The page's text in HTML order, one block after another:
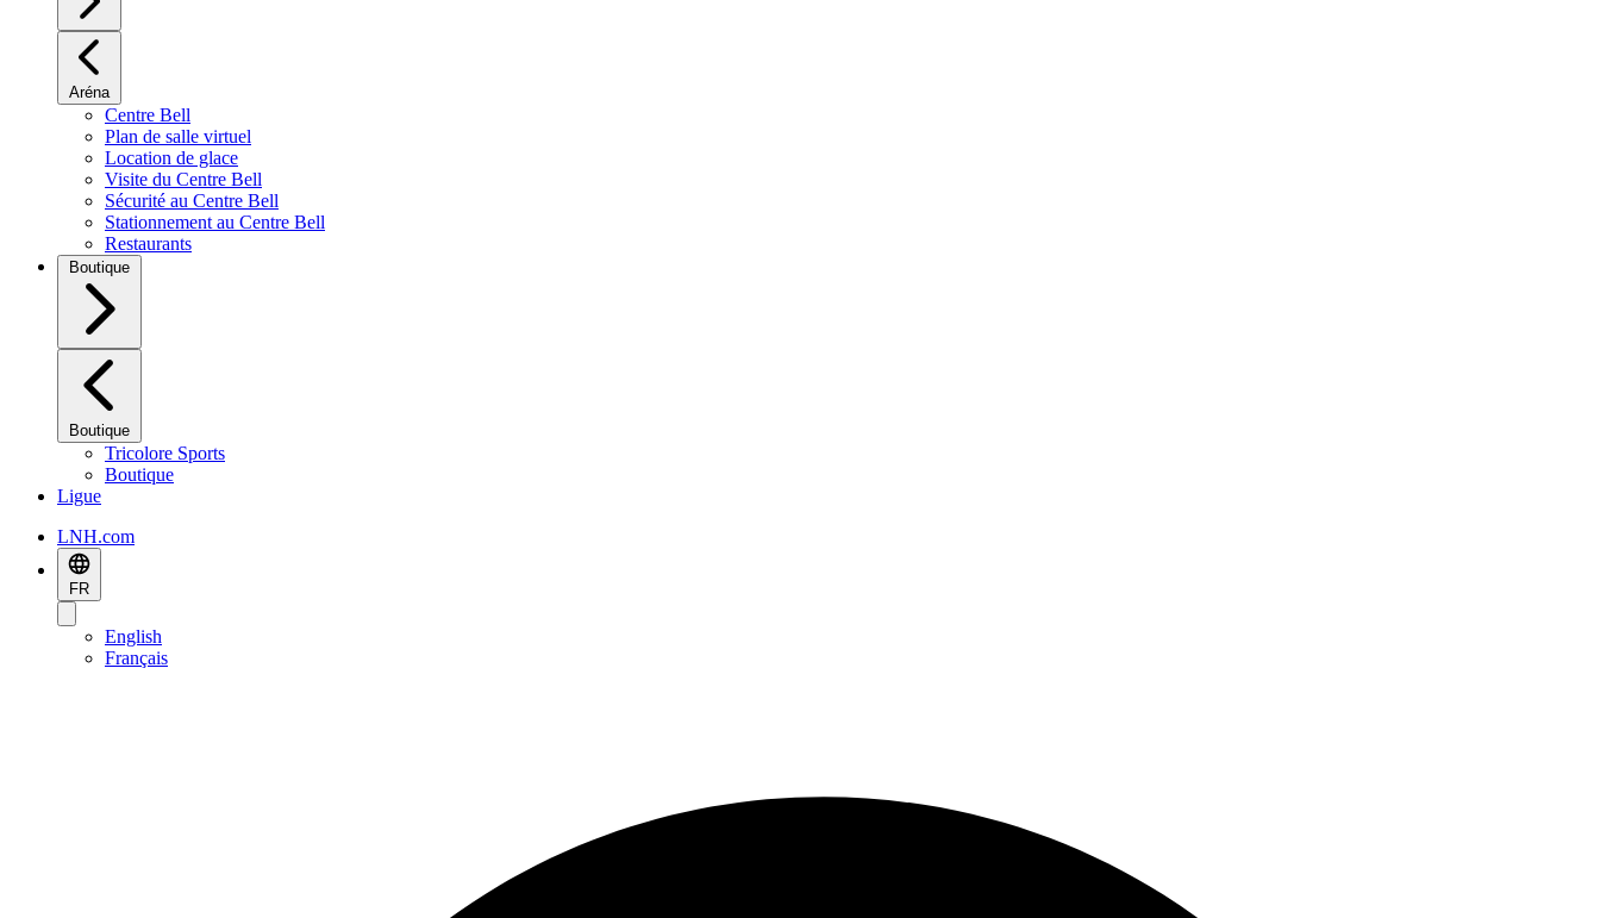
Aréna
Centre Bell
Plan de salle virtuel
Location de glace
Visite du Centre Bell
Sécurité au Centre Bell
Stationnement au Centre Bell
Restaurants
Boutique
Boutique
Tricolore Sports
Boutique
Ligue
LNH.com
FR
English
Français